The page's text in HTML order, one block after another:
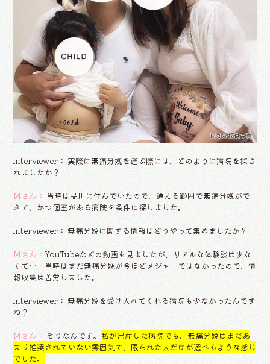
Mさん提供写真
interviewer： 実際に無痛分娩を選ぶ際には、どのように病院を探さ
れましたか？
Mさん： 当時は品川に住んでいたので、通える範囲で無痛分娩がで
きて、かつ個室がある病院を条件に探しました。
interviewer： 無痛分娩に関する情報はどうやって集めましたか？
Mさん：YouTubeなどの動画も見ましたが、リアルな体験談は少な
くて…。当時はまだ無痛分娩が今ほどメジャーではなかったので、情
報収集は苦労しました。
interviewer： 無痛分娩を受け入れてくれる病院も少なかったんです
ね？
Mさん： そうなんです。 私が出産した病院でも、無痛分娩はまだあ
まり推奨されていない雰囲気で、限られた人だけが選べるような感じ
でした。